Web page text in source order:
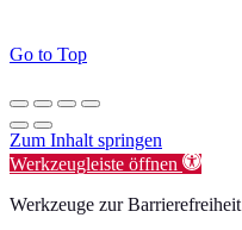
Go to Top
Zum Inhalt springen
Werkzeugleiste öffnen
Werkzeuge zur Barrierefreiheit